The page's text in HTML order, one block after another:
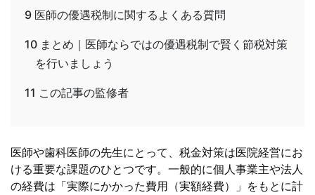
9 医師の優遇税制に関するよくある質問
10 まとめ｜医師ならではの優遇税制で賢く節税対策
を行いましょう
11 この記事の監修者
医師や歯科医師の先生にとって、税金対策は医院経営にお
ける重要な課題のひとつです。一般的に個人事業主や法人
の経費は「実際にかかった費用（実額経費）」をもとに計